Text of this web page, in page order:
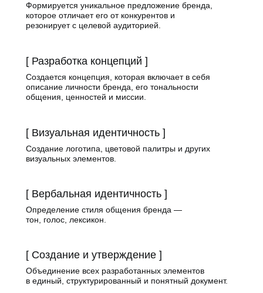
Формируется уникальное предложение бренда,
которое отличает его от конкурентов и
резонирует с целевой аудиторией.
Создание логотипа, цветовой палитры и других
визуальных элементов.
[ Визуальная идентичность ]
[ Разработка концепций ]
Создается концепция, которая включает в себя
описание личности бренда, его тональности
общения, ценностей и миссии.
Объединение всех разработанных элементов
в единый, структурированный и понятный документ.
[ Создание и утверждение ]
[ Вербальная идентичность ]
Определение стиля общения бренда —
тон, голос, лексикон.